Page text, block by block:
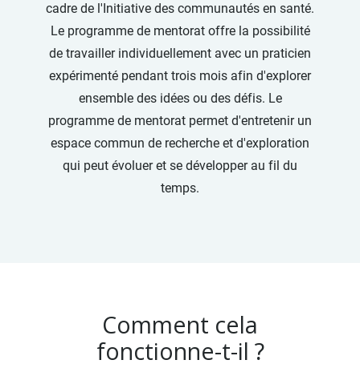
cadre de l'Initiative des communautés en santé.
Le programme de mentorat offre la possibilité
de travailler individuellement avec un praticien
expérimenté pendant trois mois afin d'explorer
ensemble des idées ou des défis. Le
programme de mentorat permet d'entretenir un
espace commun de recherche et d'exploration
qui peut évoluer et se développer au fil du
temps.
Comment cela
fonctionne-t-il ?